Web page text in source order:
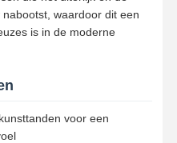
waardoor dit een
is in de moderne
voor een